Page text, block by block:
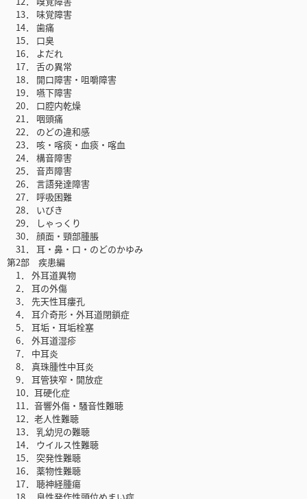
13． 味覚障害
14． 歯痛
15． 口臭
16． よだれ
17． 舌の異常
18． 開口障害・咀嚼障害
19． 嚥下障害
20． 口腔内乾燥
21． 咽頭痛
22． のどの違和感
23． 咳・喀痰・血痰・喀血
24． 構音障害
25． 音声障害
26． 言語発達障害
27． 呼吸困難
28． いびき
29． しゃっくり
30． 顔面・頸部腫脹
31． 耳・鼻・口・のどのかゆみ
第2部 疾患編
1． 外耳道異物
2． 耳の外傷
3． 先天性耳瘻孔
4． 耳介奇形・外耳道閉鎖症
5． 耳垢・耳垢栓塞
6． 外耳道湿疹
7． 中耳炎
8． 真珠腫性中耳炎
9． 耳管狭窄・開放症
10．耳硬化症
11．音響外傷・騒音性難聴
12．老人性難聴
13． 乳幼児の難聴
14． ウイルス性難聴
15． 突発性難聴
16． 薬物性難聴
17． 聴神経腫瘍